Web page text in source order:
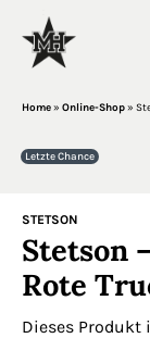
Home» Online-Shop»
Letzte Chance
STETSON
Stetson
Rote
Dieses